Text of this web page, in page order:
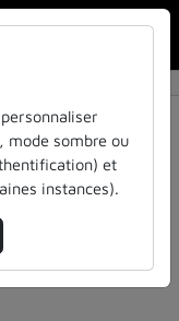
appliquee
mode sombre ou
et
instances).